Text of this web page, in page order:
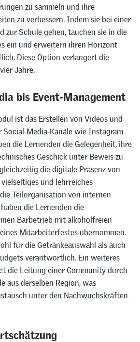
zu sammeln und ihre
zu verbessern. Indem sie bei einer
zur Schule gehen, tauchen sie in die
ein und erweitern ihren Horizont
Diese Option verlängert die
Jahre.
bis Event-Management
ist das Erstellen von Videos und
Media-Kanäle wie Instagram
die Lernenden die Gelegenheit, ihre
Geschick unter Beweis zu
die digitale Präsenz von
und lehrreiches
Teilorganisation von internen
die Lernenden die
Barbetrieb mit alkoholfreien
Mitarbeiterfestes übernommen.
für die Getränkeauswahl als auch
verantwortlich. Ein weiteres
die Leitung einer Community durch
aus derselben Region, was
unter den Nachwuchskräften